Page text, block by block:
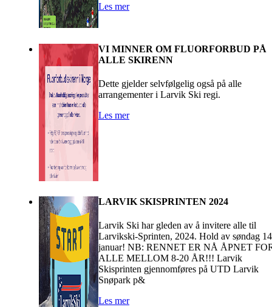
Les mer
VI MINNER OM FLUORFORBUD PÅ
ALLE SKIRENN
Dette gjelder selvfølgelig også på alle
arrangementer i Larvik Ski regi.
Les mer
LARVIK SKISPRINTEN 2024
Larvik Ski har gleden av å invitere alle til
Larvikski-Sprinten, 2024. Hold av søndag
januar! NB: RENNET ER NÅ ÅPNET
ALLE MELLOM 8-20 ÅR!!! Larvik
Skisprinten gjennomføres på UTD Larvik
Snøpark p&
Les mer